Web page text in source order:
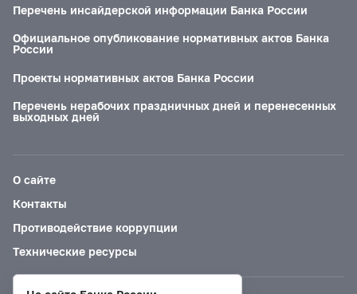
Перечень инсайдерской информации Банка России
Официальное опубликование нормативных актов Банка
России
Проекты нормативных актов Банка России
Перечень нерабочих праздничных дней и перенесенных
выходных дней
О сайте
Контакты
Противодействие коррупции
Технические ресурсы